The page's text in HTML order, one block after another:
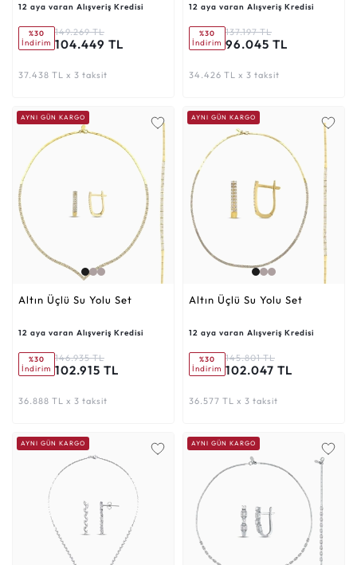
12 aya varan Alışveriş Kredisi
%30
İndirim
149.269 TL
104.449 TL
37.438 TL x 3 taksit
12 aya varan Alışveriş Kredisi
%30
İndirim
137.197 TL
96.045 TL
34.426 TL x 3 taksit
AYNI GÜN KARGO
Altın Üçlü Su Yolu Set
12 aya varan Alışveriş Kredisi
%30
İndirim
146.935 TL
102.915 TL
36.888 TL x 3 taksit
AYNI GÜN KARGO
Altın Üçlü Su Yolu Set
12 aya varan Alışveriş Kredisi
%30
İndirim
145.801 TL
102.047 TL
36.577 TL x 3 taksit
AYNI GÜN KARGO AYNI GÜN KARGO